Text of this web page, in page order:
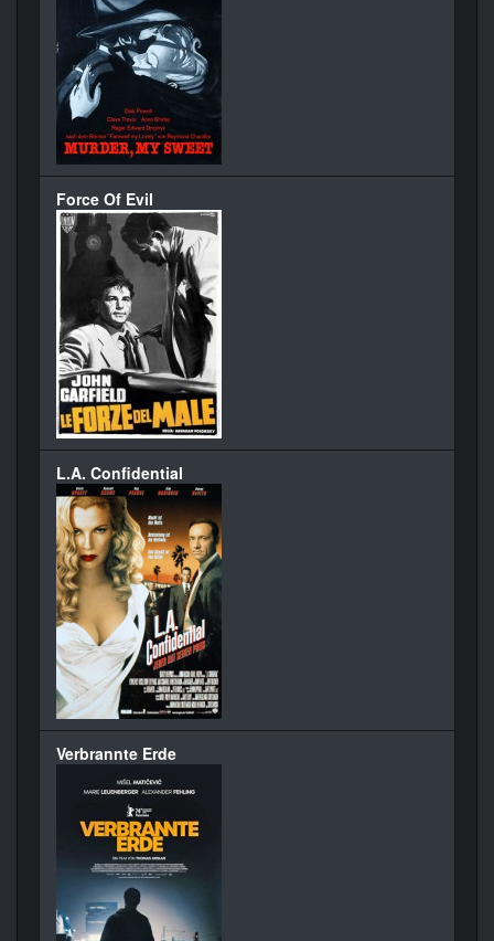
Force Of Evil
L.A. Confidential
Verbrannte Erde